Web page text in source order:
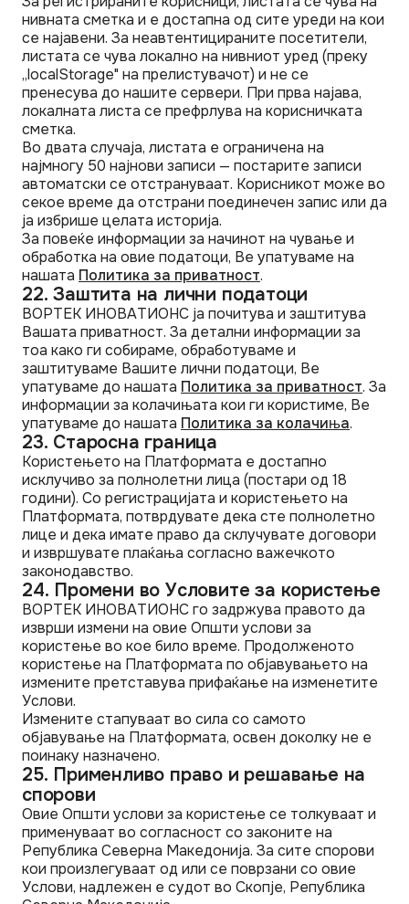
нивната сметка и е достапна од сите уреди на кои
се најавени. За неавтентицираните посетители,
листата се чува локално на нивниот уред (преку
„localStorage" на прелистувачот) и не се
пренесува до нашите сервери. При прва најава,
локалната листа се префрлува на корисничката
сметка.
Во двата случаја, листата е ограничена на
најмногу 50 најнови записи — постарите записи
автоматски се отстрануваат. Корисникот може во
секое време да отстрани поединечен запис или да
ја избрише целата историја.
За повеќе информации за начинот на чување и
обработка на овие податоци, Ве упатуваме на
нашата Политика за приватност.
22. Заштита на лични податоци
ВОРТЕК ИНОВАТИОНС ја почитува и заштитува
Вашата приватност. За детални информации за
тоа како ги собираме, обработуваме и
заштитуваме Вашите лични податоци, Ве
упатуваме до нашата Политика за приватност. За
информации за колачињата кои ги користиме, Ве
упатуваме до нашата Политика за колачиња.
23. Старосна граница
Користењето на Платформата е достапно
исклучиво за полнолетни лица (постари од 18
години). Со регистрацијата и користењето на
Платформата, потврдувате дека сте полнолетно
лице и дека имате право да склучувате договори
и извршувате плаќања согласно важечкото
законодавство.
24. Промени во Условите за користење
ВОРТЕК ИНОВАТИОНС го задржува правото да
изврши измени на овие Општи услови за
користење во кое било време. Продолженото
користење на Платформата по објавувањето на
измените претставува прифаќање на изменетите
Услови.
Измените стапуваат во сила со самото
објавување на Платформата, освен доколку не е
поинаку назначено.
25. Применливо право и решавање на
спорови
Овие Општи услови за користење се толкуваат и
применуваат во согласност со законите на
Република Северна Македонија. За сите спорови
кои произлегуваат од или се поврзани со овие
Услови, надлежен е судот во Скопје, Република